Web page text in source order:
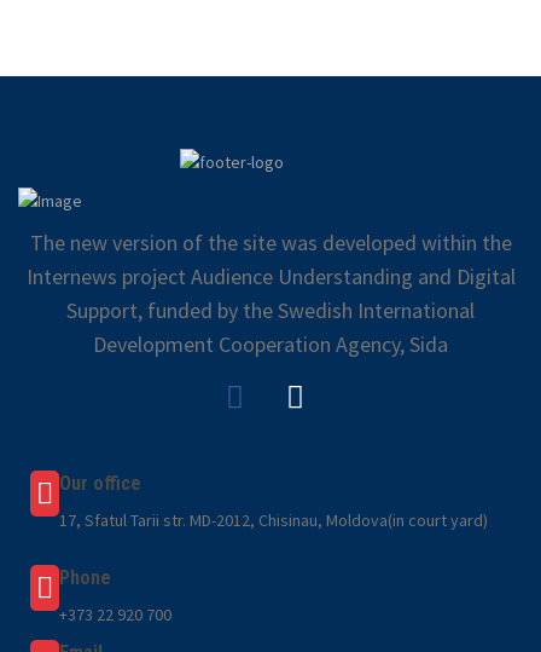
The new version of the site was developed within the
Internews project Audience Understanding and Digital
Support, funded by the Swedish International
Development Cooperation Agency, Sida
Our office
17, Sfatul Tarii str. MD-2012, Chisinau, Moldova(in court yard)
Phone
+373 22 920 700